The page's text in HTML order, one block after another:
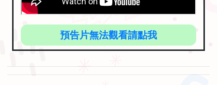
預告片無法觀看請點我